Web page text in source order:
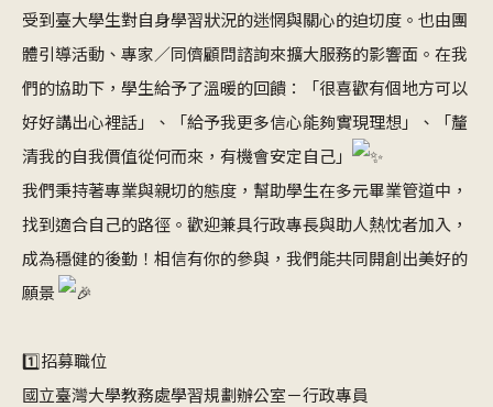
受到臺大學生對自身學習狀況的迷惘與關心的迫切度。也由團
體引導活動、專家／同儕顧問諮詢來擴大服務的影響面。在我
們的協助下，學生給予了溫暖的回饋：「很喜歡有個地方可以
好好講出心裡話」、「給予我更多信心能夠實現理想」、「釐
清我的自我價值從何而來，有機會安定自己」
我們秉持著專業與親切的態度，幫助學生在多元畢業管道中，
找到適合自己的路徑。歡迎兼具行政專長與助人熱忱者加入，
成為穩健的後勤！相信有你的參與​，我們能共同開創出美好的
願景
1️⃣招募職位
國立臺灣大學教務處學習規劃辦公室－行政專員